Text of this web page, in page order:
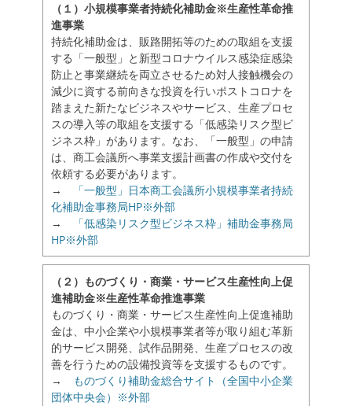
（１）小規模事業者持続化補助金※生産性革命推
進事業
持続化補助金は、販路開拓等のための取組を支援
する「一般型」と新型コロナウイルス感染症感染
防止と事業継続を両立させるため対人接触機会の
減少に資する前向きな投資を行いポストコロナを
踏まえた新たなビジネスやサービス、生産プロセ
スの導入等の取組を支援する「低感染リスク型ビ
ジネス枠」があります。なお、「一般型」の申請
は、商工会議所へ事業支援計画書の作成や交付を
依頼する必要があります。
→
「一般型」日本商工会議所小規模事業者持続
化補助金事務局HP※外部
→
「低感染リスク型ビジネス枠」補助金事務局
HP※外部
（２）ものづくり・商業・サービス生産性向上促
進補助金※生産性革命推進事業
ものづくり・商業・サービス生産性向上促進補助
金は、中小企業や小規模事業者等が取り組む革新
的サービス開発、試作品開発、生産プロセスの改
善を行うための設備投資等を支援するものです。
→
ものづくり補助金総合サイト（全国中小企業
団体中央会）※外部